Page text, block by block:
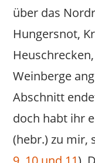
über das
Hungersnot,
Weinberge
Abschnitt
doch habt ihr
(hebr.) zu mir,